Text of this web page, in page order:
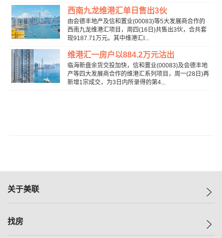
西南九龙维港汇单日售出3伙
由会德丰地产及信和置业(00083)等5大发展商合作的
西南九龙维港汇项目，周四(16日)共售出3伙，合共套
现9187.71万元。其中维港汇I...
维港汇一房户以884.2万元沽出
临海新盘余货交投加快，信和置业(00083)及会德丰地
产等四大发展商合作的维港汇系列项目，周一(28日)再
新增1宗成交，为3日内所录得的第4...
关于美联
美联集团
找房